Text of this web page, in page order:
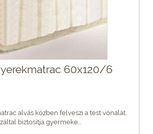
60x120/6
alvás közben felveszi a test vonalát,
biztosítja gyermeke...